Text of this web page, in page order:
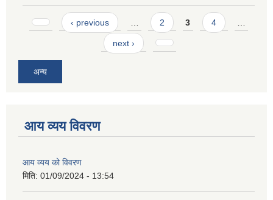
Pages ‹ previous … 2 3 4 …
next ›
अन्य
आय व्यय विवरण
आय व्यय को विवरण
मिति: 01/09/2024 - 13:54